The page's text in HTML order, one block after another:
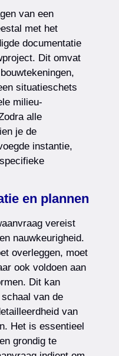
van een
met het
documentatie
Dit omvat
situatieschets
milieu-
alle
je de
instantie,
en plannen
vereist
nauwkeurigheid.
overleggen, moet
ook voldoen aan
Dit kan
van de
van
Het is essentieel
grondig te